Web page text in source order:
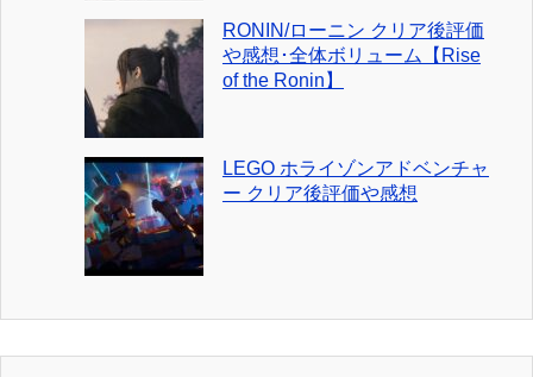
RONIN/ローニン クリア後評価
や感想･全体ボリューム【Rise
of the Ronin】
LEGO ホライゾンアドベンチャ
ー クリア後評価や感想